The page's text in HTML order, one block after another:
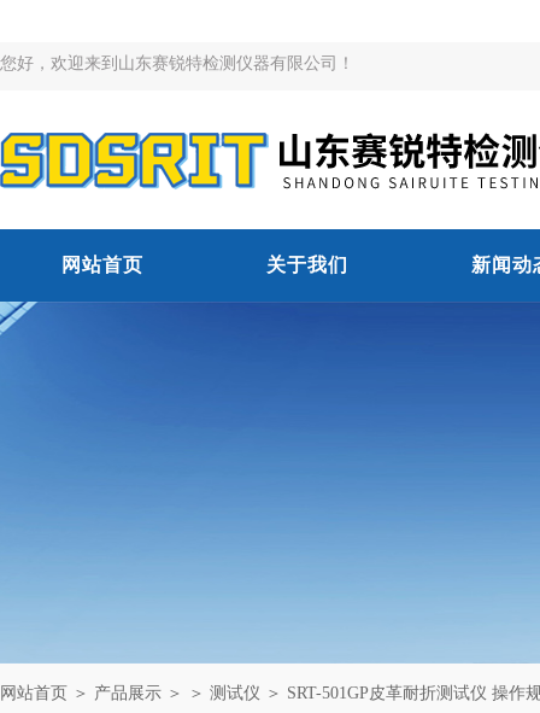
您好，欢迎来到山东赛锐特检测仪器有限公司！
网站首页 关于我们 新闻动
网站首页 ＞ 产品展示 ＞ ＞ 测试仪 ＞ SRT-501GP皮革耐折测试仪 操作